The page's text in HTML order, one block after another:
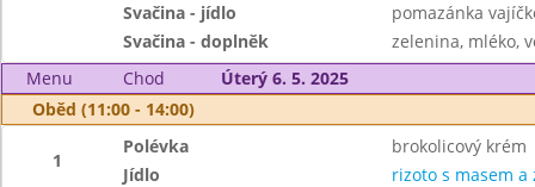
Svačina - jídlo
pomazánka
Svačina - doplněk
zelenina, mléko,
Menu
Chod
Úterý 6. 5. 2025
Oběd (11:00 - 14:00)
1
Polévka
brokolicový krém
Jídlo
rizoto s masem